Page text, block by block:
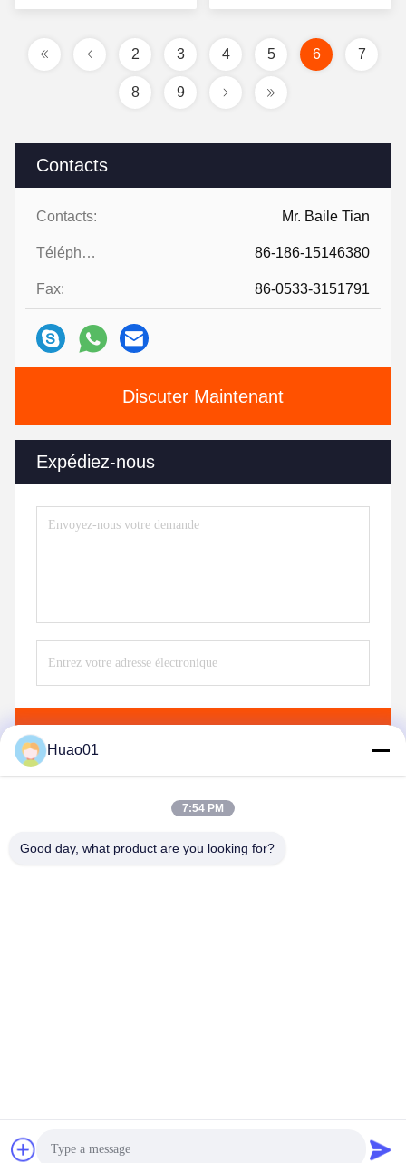
Contacts
Contacts: Mr. Baile Tian
Téléphone: 86-186-15146380
Fax: 86-0533-3151791
Discuter Maintenant
Expédiez-nous
personnalisables
à la corrosion
2 3 4 5 6 7
8 9
fournisseur. 2024-2026 Zibo Huao New Materials Co., Ltd. .
Huao01
7:54 PM
Good day, what product are you looking for?